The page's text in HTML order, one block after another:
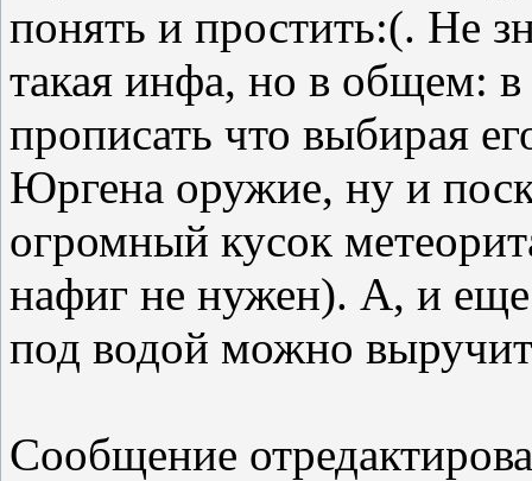
понять и простить:(. Не
такая инфа, но в общем:
прописать что выбирая
Юргена оружие, ну и
огромный кусок
нафиг не нужен). А, и еще
под водой можно
Сообщение